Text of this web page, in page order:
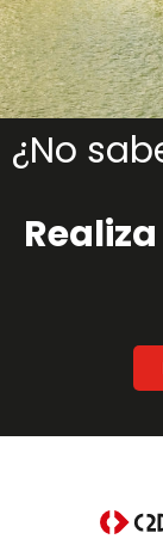
¿No